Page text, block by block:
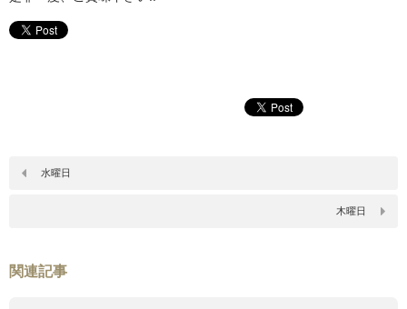
水曜日
木曜日
関連記事